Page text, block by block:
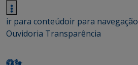
ir para conteúdoir para navegação
Ouvidoria Transparência